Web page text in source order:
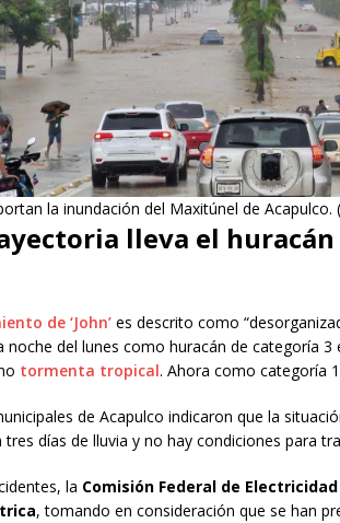
la inundación del Maxitúnel de Acapulco.
lleva el huracán
de ‘John’ es descrito como
noche del lunes como huracán de categoría 3
tormenta tropical. Ahora como categoría
de Acapulco indicaron que la
días de lluvia y no hay condiciones para
la Comisión Federal de
, tomando en consideración que se han